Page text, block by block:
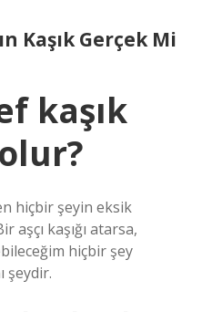
Kaşık Gerçek Mi
kaşık
hiçbir şeyin eksik
aşçı kaşığı atarsa,
hiçbir şey
şeydir.